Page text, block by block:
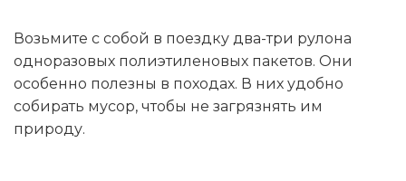
Возьмите с собой в поездку два-три рулона
одноразовых полиэтиленовых пакетов. Они
особенно полезны в походах. В них удобно
собирать мусор, чтобы не загрязнять им
природу.